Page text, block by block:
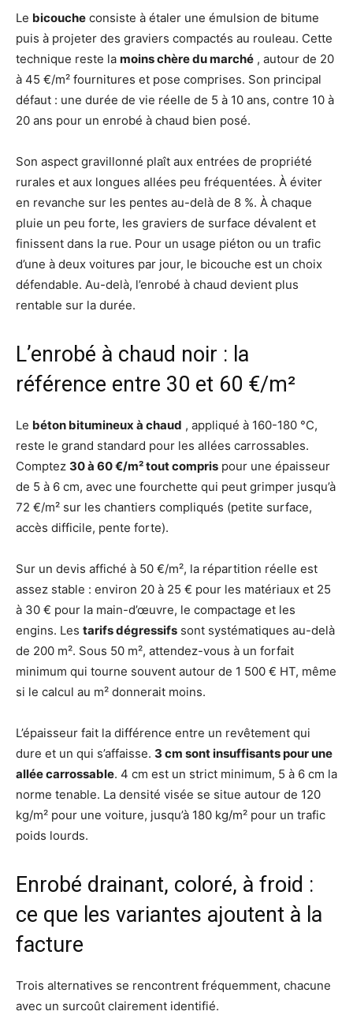
Le bicouche consiste à étaler une émulsion de bitume
puis à projeter des graviers compactés au rouleau. Cette
technique reste la moins chère du marché , autour de 20
à 45 €/m² fournitures et pose comprises. Son principal
défaut : une durée de vie réelle de 5 à 10 ans, contre 10 à
20 ans pour un enrobé à chaud bien posé.
Son aspect gravillonné plaît aux entrées de propriété
rurales et aux longues allées peu fréquentées. À éviter
en revanche sur les pentes au-delà de 8 %. À chaque
pluie un peu forte, les graviers de surface dévalent et
finissent dans la rue. Pour un usage piéton ou un trafic
d’une à deux voitures par jour, le bicouche est un choix
défendable. Au-delà, l’enrobé à chaud devient plus
rentable sur la durée.
L’enrobé à chaud noir : la
référence entre 30 et 60 €/m²
Le béton bitumineux à chaud , appliqué à 160-180 °C,
reste le grand standard pour les allées carrossables.
Comptez 30 à 60 €/m² tout compris pour une épaisseur
de 5 à 6 cm, avec une fourchette qui peut grimper jusqu’à
72 €/m² sur les chantiers compliqués (petite surface,
accès difficile, pente forte).
Sur un devis affiché à 50 €/m², la répartition réelle est
assez stable : environ 20 à 25 € pour les matériaux et 25
à 30 € pour la main-d’œuvre, le compactage et les
engins. Les tarifs dégressifs sont systématiques au-delà
de 200 m². Sous 50 m², attendez-vous à un forfait
minimum qui tourne souvent autour de 1 500 € HT, même
si le calcul au m² donnerait moins.
L’épaisseur fait la différence entre un revêtement qui
dure et un qui s’affaisse. 3 cm sont insuffisants pour une
allée carrossable. 4 cm est un strict minimum, 5 à 6 cm la
norme tenable. La densité visée se situe autour de 120
kg/m² pour une voiture, jusqu’à 180 kg/m² pour un trafic
poids lourds.
Enrobé drainant, coloré, à froid :
ce que les variantes ajoutent à la
facture
Trois alternatives se rencontrent fréquemment, chacune
avec un surcoût clairement identifié.